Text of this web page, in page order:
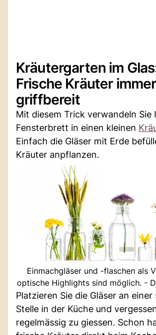
Kräutergarten im
Frische Kräuter immer
griffbereit
Mit diesem Trick verwandeln Sie
Fensterbrett in einen kleinen
Einfach die Gläser mit Erde
Kräuter anpflanzen.
Einmachgläser und -flaschen als
optische Highlights sind möglich. -
Platzieren Sie die Gläser an einer
Stelle in der Küche und
regelmässig zu giessen. Schon